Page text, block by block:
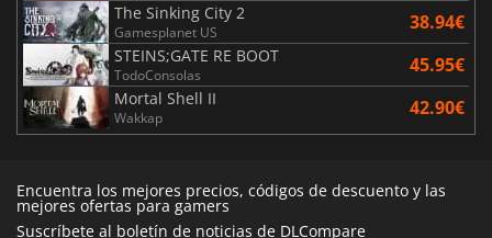
The Sinking City 2
Gamesplanet US 38.94€
STEINS;GATE RE BOOT
TodoConsolas 45.95€
Mortal Shell II
Wakkap 42.90€
Encuentra los mejores precios, códigos de descuento y las
mejores ofertas para gamers
Suscríbete al boletín de noticias de DLCompare